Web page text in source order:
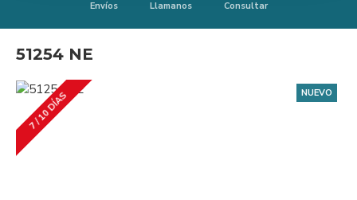
Envíos Llamanos Consultar
51254 NE
NUEVO
7 / 10 DÍAS